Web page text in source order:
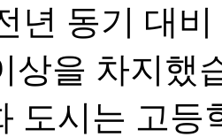
년 동기 대
상을 차지했
도시는 고등